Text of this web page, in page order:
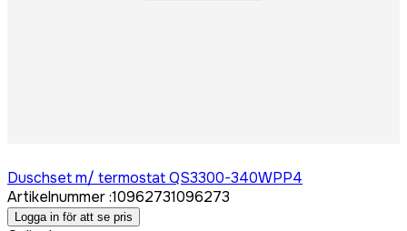
Duschset m/ termostat QS3300-340WPP4
Artikelnummer:10962731096273
Logga in för att se pris